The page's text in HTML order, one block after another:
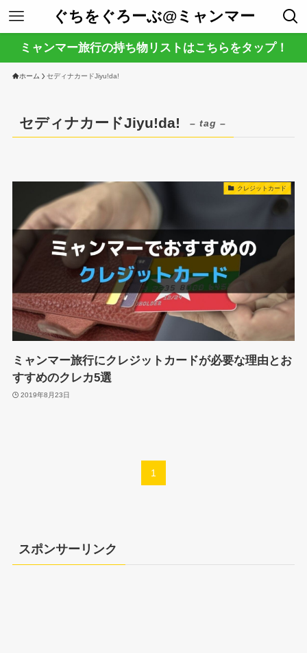
ぐちをぐろーぶ@ミャンマー
ミャンマー旅行の持ち物リストはこちらをタップ！
ホーム セディナカードJiyu!da!
セディナカードJiyu!da! – tag –
クレジットカード
ミャンマー旅行にクレジットカードが必要な理由とお
すすめのクレカ5選
2019年8月23日
1
スポンサーリンク